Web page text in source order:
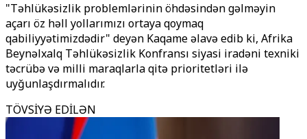
"Təhlükəsizlik problemlərinin öhdəsindən gəlməyin
açarı öz həll yollarımızı ortaya qoymaq
qabiliyyətimizdədir" deyən Kaqame əlavə edib ki, Afrika
Beynəlxalq Təhlükəsizlik Konfransı siyasi iradəni texniki
təcrübə və milli maraqlarla qitə prioritetləri ilə
uyğunlaşdırmalıdır.
TÖVSİYƏ EDİLƏN